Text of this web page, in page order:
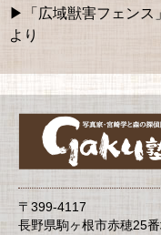
「広域獣害フェン
より
〒399-4117
長野県駒ヶ根市赤穂25番